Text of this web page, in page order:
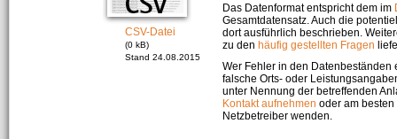
CSV-Datei
(0 kB)
Stand 24.08.2015
Das Datenformat entspricht dem im
Gesamtdatensatz. Auch die
dort ausführlich beschrieben.
zu den häufig gestellten Fragen
Wer Fehler in den Datenbeständen
falsche Orts- oder
unter Nennung der betreffenden
Kontakt aufnehmen oder am
Netzbetreiber wenden.